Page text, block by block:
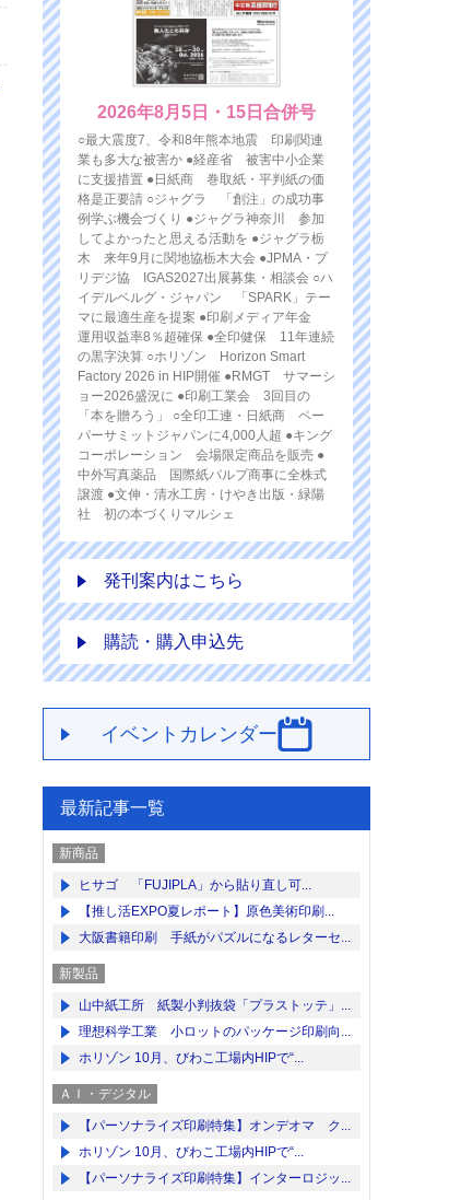
2026年8月5日・15日合併号
○最大震度7、令和8年熊本地震 印刷関連
業も多大な被害か ●経産省 被害中小企業
に支援措置 ●日紙商 巻取紙・平判紙の価
格是正要請 ○ジャグラ 「創注」の成功事
例学ぶ機会づくり ●ジャグラ神奈川 参加
してよかったと思える活動を ●ジャグラ栃
木 来年9月に関地協栃木大会 ●JPMA・プ
リデジ協 IGAS2027出展募集・相談会 ○ハ
イデルベルグ・ジャパン 「SPARK」テー
マに最適生産を提案 ●印刷メディア年金
運用収益率8％超確保 ●全印健保 11年連続
の黒字決算 ○ホリゾン Horizon Smart
Factory 2026 in HIP開催 ●RMGT サマーシ
ョー2026盛況に ●印刷工業会 3回目の
「本を贈ろう」 ○全印工連・日紙商 ペー
パーサミットジャパンに4,000人超 ●キング
コーポレーション 会場限定商品を販売 ●
中外写真薬品 国際紙パルプ商事に全株式
譲渡 ●文伸・清水工房・けやき出版・緑陽
社 初の本づくりマルシェ
発刊案内はこちら
購読・購入申込先
イベントカレンダー
最新記事一覧
新商品
ヒサゴ 「FUJIPLA」から貼り直し可...
【推し活EXPO夏レポート】原色美術印刷...
大阪書籍印刷 手紙がパズルになるレターセ...
新製品
山中紙工所 紙製小判抜袋「プラストッテ」...
理想科学工業 小ロットのパッケージ印刷向...
ホリゾン 10月、びわこ工場内HIPで“...
ＡＩ・デジタル
【パーソナライズ印刷特集】オンデオマ ク...
ホリゾン 10月、びわこ工場内HIPで“...
【パーソナライズ印刷特集】インターロジッ...